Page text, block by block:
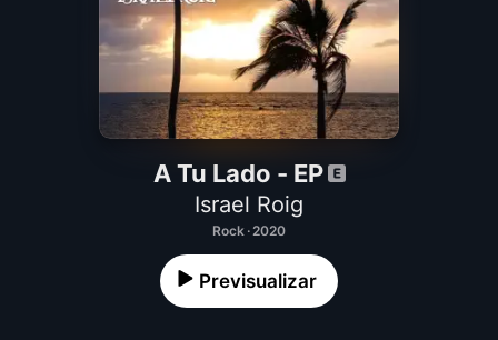
A Tu Lado - EP
Israel Roig
Rock · 2020
Previsualizar